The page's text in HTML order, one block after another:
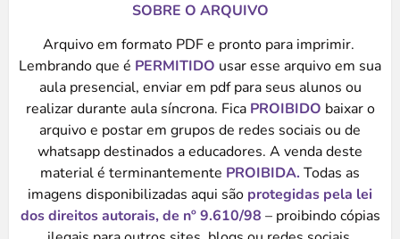
SOBRE O ARQUIVO
Arquivo em formato PDF e pronto para imprimir.
Lembrando que é PERMITIDO usar esse arquivo em sua
aula presencial, enviar em pdf para seus alunos ou
realizar durante aula síncrona. Fica PROIBIDO baixar o
arquivo e postar em grupos de redes sociais ou de
whatsapp destinados a educadores. A venda deste
material é terminantemente PROIBIDA. Todas as
imagens disponibilizadas aqui são protegidas pela lei
dos direitos autorais, de nº 9.610/98 – proibindo cópias